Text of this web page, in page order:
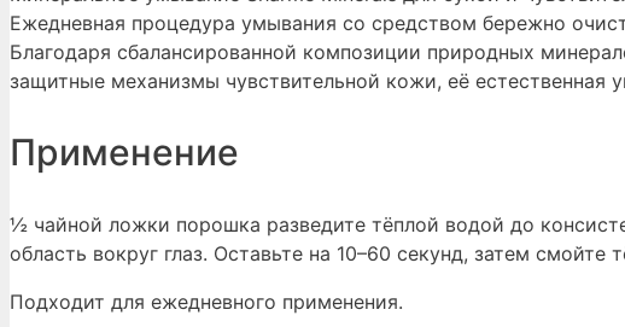
Ежедневная процедура умывания со средством бережно
Благодаря сбалансированной композиции природных
защитные механизмы чувствительной кожи, её естественная
Применение
½ чайной ложки порошка разведите тёплой водой до
область вокруг глаз. Оставьте на 10–60 секунд, затем смойте
Подходит для ежедневного применения.